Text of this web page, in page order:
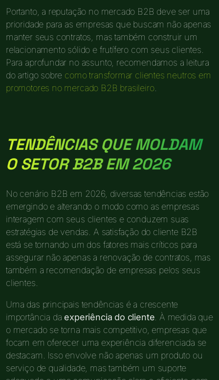
Portanto, a reputação no mercado B2B deve ser uma
prioridade para as empresas que buscam não apenas
manter seus contratos, mas também construir um
relacionamento sólido e frutífero com seus clientes.
Para aprofundar no assunto, recomendamos a leitura
do artigo sobre como transformar clientes neutros em
promotores no mercado B2B brasileiro.
TENDÊNCIAS QUE MOLDAM
O SETOR B2B EM 2026
No cenário B2B em 2026, diversas tendências estão
emergindo e alterando o modo como as empresas
interagem com seus clientes e conduzem suas
estratégias de vendas. A satisfação do cliente B2B
está se tornando um dos fatores mais críticos para
assegurar não apenas a renovação de contratos, mas
também a recomendação de empresas pelos seus
clientes.
Uma das principais tendências é a crescente
importância da experiência do cliente . À medida que
o mercado se torna mais competitivo, empresas que
focam em oferecer uma experiência diferenciada se
destacam. Isso envolve não apenas um produto ou
serviço de qualidade, mas também um suporte